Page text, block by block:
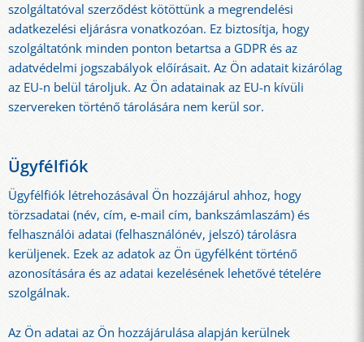
szolgáltatóval szerződést kötöttünk a megrendelési
adatkezelési eljárásra vonatkozóan. Ez biztosítja, hogy
szolgáltatónk minden ponton betartsa a GDPR és az
adatvédelmi jogszabályok előírásait. Az Ön adatait kizárólag
az EU-n belül tároljuk. Az Ön adatainak az EU-n kívüli
szervereken történő tárolására nem kerül sor.
Ügyfélfiók
Ügyfélfiók létrehozásával Ön hozzájárul ahhoz, hogy
törzsadatai (név, cím, e-mail cím, bankszámlaszám) és
felhasználói adatai (felhasználónév, jelszó) tárolásra
kerüljenek. Ezek az adatok az Ön ügyfélként történő
azonosítására és az adatai kezelésének lehetővé tételére
szolgálnak.
Az Ön adatai az Ön hozzájárulása alapján kerülnek